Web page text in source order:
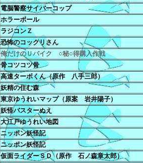
電脳警察サイバーコップ
ホラーボール
ラジコンＺ
恐怖のコックリさん
俺だけのＵバイク ○秘○得購入作戦
骨コツコツ骨
高速ターボくん（原作 八手三郎）
妖精の住む森
東京ゆうれいマップ（原案 岩井陽子）
妖怪バスターぬえ
大江戸ゆうれい地図
ニッポン妖怪記
ニッポン妖怪記
仮面ライダーＳＤ（原作 石ノ森章太郎）